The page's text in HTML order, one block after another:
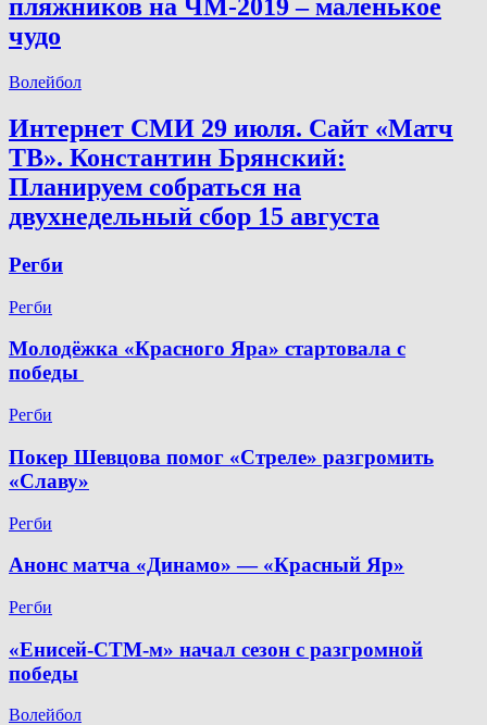
пляжников на ЧМ-2019 – маленькое
чудо
Волейбол
Интернет СМИ 29 июля. Сайт «Матч
ТВ». Константин Брянский:
Планируем собраться на
двухнедельный сбор 15 августа
Регби
Регби
Молодёжка «Красного Яра» стартовала с
победы
Регби
Покер Шевцова помог «Стреле» разгромить
«Славу»
Регби
Анонс матча «Динамо» — «Красный Яр»
Регби
«Енисей-СТМ-м» начал сезон с разгромной
победы
Волейбол